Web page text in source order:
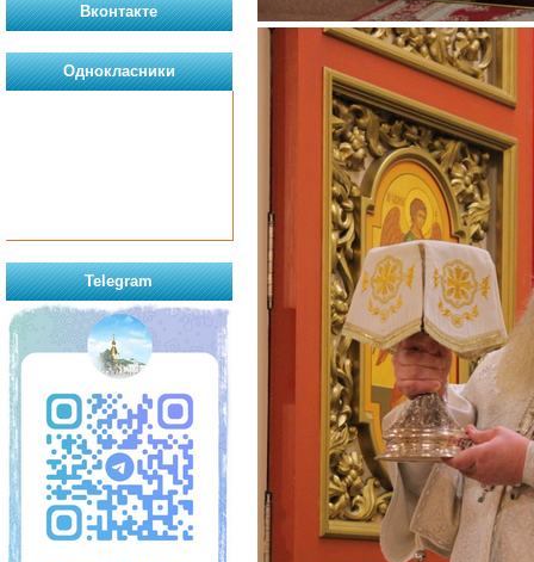
Вконтакте
Однокласники
Telegram